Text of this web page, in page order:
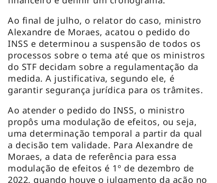
Ao final de julho, o relator do caso, ministro
Alexandre de Moraes, acatou o pedido do
INSS e determinou a suspensão de todos os
processos sobre o tema até que os ministros
do STF decidam sobre a regulamentação da
medida. A justificativa, segundo ele, é
garantir segurança jurídica para os trâmites.
Ao atender o pedido do INSS, o ministro
propôs uma modulação de efeitos, ou seja,
uma determinação temporal a partir da qual
a decisão tem validade. Para Alexandre de
Moraes, a data de referência para essa
modulação de efeitos é 1º de dezembro de
2022, quando houve o julgamento da ação no